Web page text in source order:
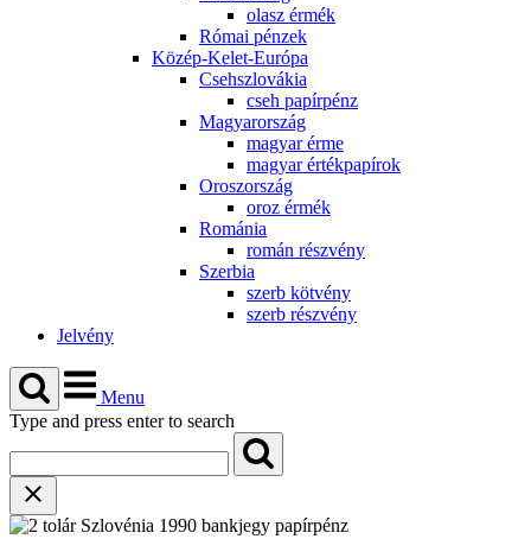
olasz érmék
Római pénzek
Közép-Kelet-Európa
Csehszlovákia
cseh papírpénz
Magyarország
magyar érme
magyar értékpapírok
Oroszország
oroz érmék
Románia
román részvény
Szerbia
szerb kötvény
szerb részvény
Jelvény
Menu
Type and press enter to search